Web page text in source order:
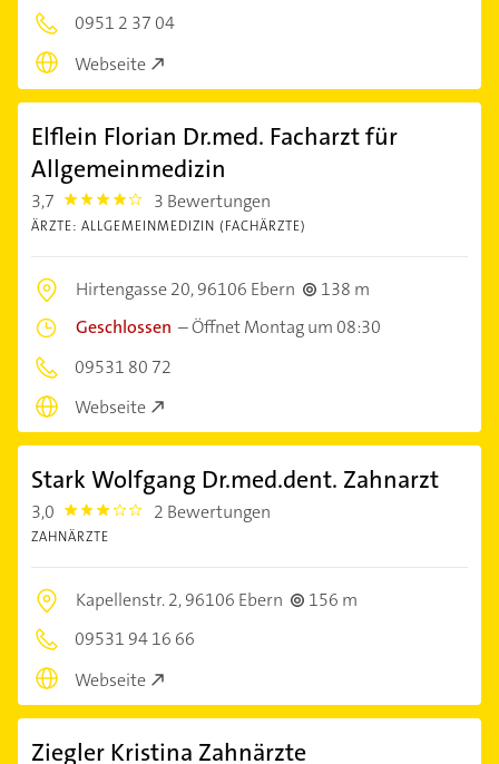
0951 2 37 04
Webseite
Elflein Florian Dr.med. Facharzt für
Allgemeinmedizin
3,7 3.7 3 Bewertungen
ÄRZTE: ALLGEMEINMEDIZIN (FACHÄRZTE)
Hirtengasse 20,96106 Ebern
138 m
Geschlossen –Öffnet Montag um 08:30
09531 80 72
Webseite
Stark Wolfgang Dr.med.dent. Zahnarzt
3,0 3.0 2 Bewertungen
ZAHNÄRZTE
Kapellenstr. 2,96106 Ebern
156 m
09531 94 16 66
Webseite
Ziegler Kristina Zahnärzte